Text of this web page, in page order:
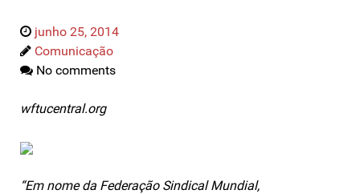
junho 25, 2014
Comunicação
No comments
wftucentral.org
“Em nome da Federação Sindical Mundial,